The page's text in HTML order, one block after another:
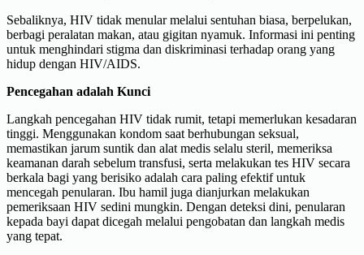
Sebaliknya, HIV tidak menular melalui sentuhan biasa, berpelukan,
berbagi peralatan makan, atau gigitan nyamuk. Informasi ini penting
untuk menghindari stigma dan diskriminasi terhadap orang yang
hidup dengan HIV/AIDS.
Pencegahan adalah Kunci
Langkah pencegahan HIV tidak rumit, tetapi memerlukan kesadaran
tinggi. Menggunakan kondom saat berhubungan seksual,
memastikan jarum suntik dan alat medis selalu steril, memeriksa
keamanan darah sebelum transfusi, serta melakukan tes HIV secara
berkala bagi yang berisiko adalah cara paling efektif untuk
mencegah penularan. Ibu hamil juga dianjurkan melakukan
pemeriksaan HIV sedini mungkin. Dengan deteksi dini, penularan
kepada bayi dapat dicegah melalui pengobatan dan langkah medis
yang tepat.